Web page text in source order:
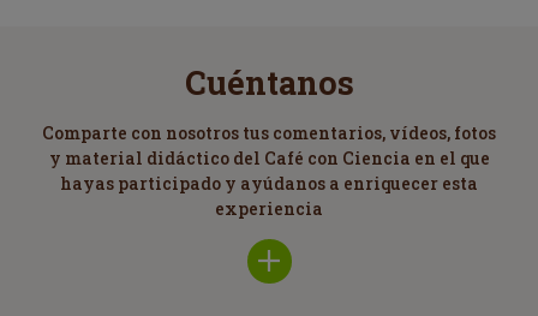
Cuéntanos
Comparte con nosotros tus comentarios, vídeos, fotos
y material didáctico del Café con Ciencia en el que
hayas participado y ayúdanos a enriquecer esta
experiencia